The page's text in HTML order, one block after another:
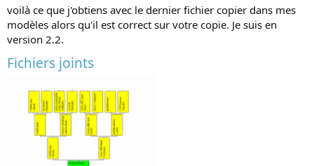
voilà ce que j'obtiens avec le dernier fichier copier dans mes
modèles alors qu'il est correct sur votre copie. Je suis en
version 2.2.
Fichiers joints